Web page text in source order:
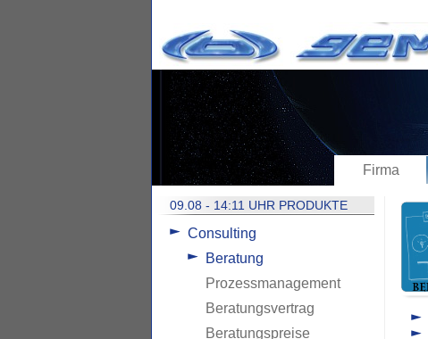
Firma
09.08 - 14:11 UHR PRODUKTE
Consulting
Beratung
Prozessmanagement
Beratungsvertrag
Beratungspreise